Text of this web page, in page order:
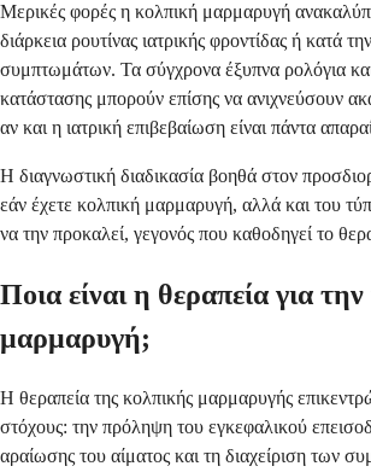
Μερικές φορές η κολπική μαρμαρυγή
διάρκεια ρουτίνας ιατρικής φροντίδας ή κατά
συμπτωμάτων. Τα σύγχρονα έξυπνα ρολόγια και
κατάστασης μπορούν επίσης να ανιχνεύσουν
αν και η ιατρική επιβεβαίωση είναι πάντα
Η διαγνωστική διαδικασία βοηθά στον
εάν έχετε κολπική μαρμαρυγή, αλλά και του
να την προκαλεί, γεγονός που καθοδηγεί το
Ποια είναι η θεραπεία για
μαρμαρυγή;
Η θεραπεία της κολπικής μαρμαρυγής
στόχους: την πρόληψη του εγκεφαλικού
αραίωσης του αίματος και τη διαχείριση των